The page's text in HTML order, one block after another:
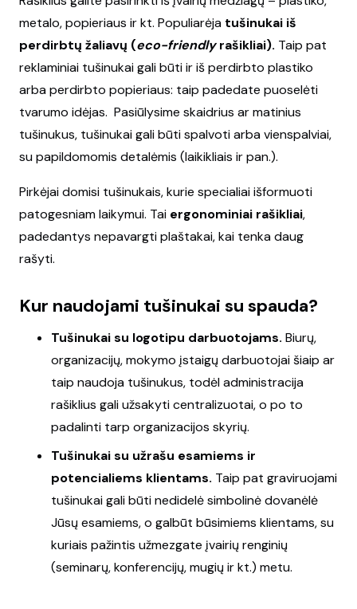
metalo, popieriaus ir kt. Populiarėja tušinukai iš
perdirbtų žaliavų (eco-friendlyrašikliai). Taip pat
reklaminiai tušinukai gali būti ir iš perdirbto plastiko
arba perdirbto popieriaus: taip padedate puoselėti
tvarumo idėjas. Pasiūlysime skaidrius ar matinius
tušinukus, tušinukai gali būti spalvoti arba vienspalviai,
su papildomomis detalėmis (laikikliais ir pan.).
Pirkėjai domisi tušinukais, kurie specialiai išformuoti
patogesniam laikymui. Tai ergonominiai rašikliai,
padedantys nepavargti plaštakai, kai tenka daug
rašyti.
Kur naudojami tušinukai su spauda?
Tušinukai su logotipu darbuotojams. Biurų,
organizacijų, mokymo įstaigų darbuotojai šiaip ar
taip naudoja tušinukus, todėl administracija
rašiklius gali užsakyti centralizuotai, o po to
padalinti tarp organizacijos skyrių.
Tušinukai su užrašu esamiems ir
potencialiems klientams. Taip pat graviruojami
tušinukai gali būti nedidelė simbolinė dovanėlė
Jūsų esamiems, o galbūt būsimiems klientams, su
kuriais pažintis užmezgate įvairių renginių
(seminarų, konferencijų, mugių ir kt.) metu.